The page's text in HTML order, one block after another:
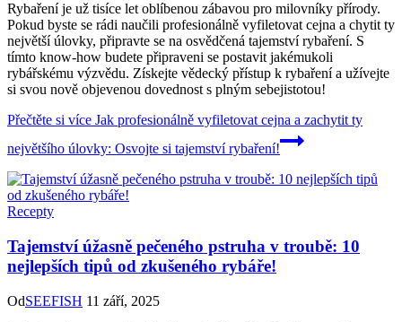
Rybaření je už tisíce let oblíbenou zábavou pro milovníky přírody.
Pokud byste se rádi naučili profesionálně vyfiletovat cejna a chytit ty
největší úlovky, připravte se na osvědčená tajemství rybaření. S
tímto know-how budete připraveni se postavit jakémukoli
rybářskému výzvědu. Získejte vědecký přístup k rybaření a užívejte
si svou nově objevenou dovednost s plným sebejistotou!
Přečtěte si více Jak profesionálně vyfiletovat cejna a zachytit ty
největšího úlovky: Osvojte si tajemství rybaření!
Recepty
Tajemství úžasně pečeného pstruha v troubě: 10
nejlepších tipů od zkušeného rybáře!
OdSEEFISH 11 září, 2025